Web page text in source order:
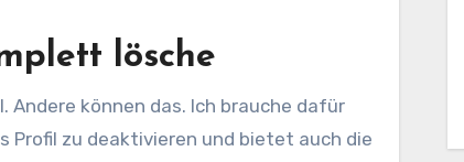
lösche
können das. Ich brauche dafür
Profil zu deaktivieren und bietet auch die